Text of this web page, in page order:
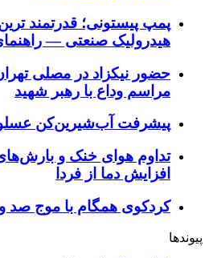
پمپ پیستونی؛ قدرتمند
هیدرولیک صنعتی —
حضور نیکزاد در مصلی
مراسم وداع با رهبر شهید
پیشرفت آب‌شیرین‌کن عسلویه به ۶۰
تداوم هوای خنک و
افزایش دما از فردا
کردکوی همگام با موج صد
پیوندها